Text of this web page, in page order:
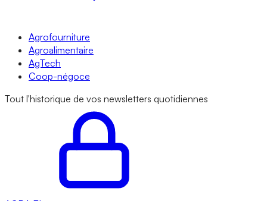
Agrofourniture
Agroalimentaire
AgTech
Coop-négoce
Tout l'historique de vos newsletters quotidiennes